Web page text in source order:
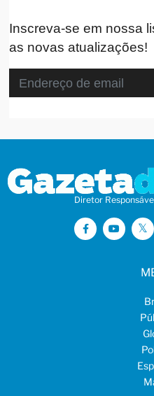
Inscreva-se em nossa
as novas atualizações!
Diretor